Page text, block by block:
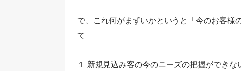
で、これ何がまずいかというと「今のお客様
て
１ 新規見込み客の今のニーズの把握ができな